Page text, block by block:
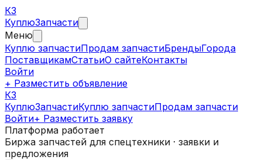
КЗ
КуплюЗапчасти
Меню
Куплю запчастиПродам запчастиБрендыГорода
ПоставщикамСтатьиО сайтеКонтакты
Войти
+ Разместить объявление
КЗ
КуплюЗапчастиКуплю запчастиПродам запчасти
Войти+ Разместить заявку
Платформа работает
Биржа запчастей для спецтехники · заявки и
предложения